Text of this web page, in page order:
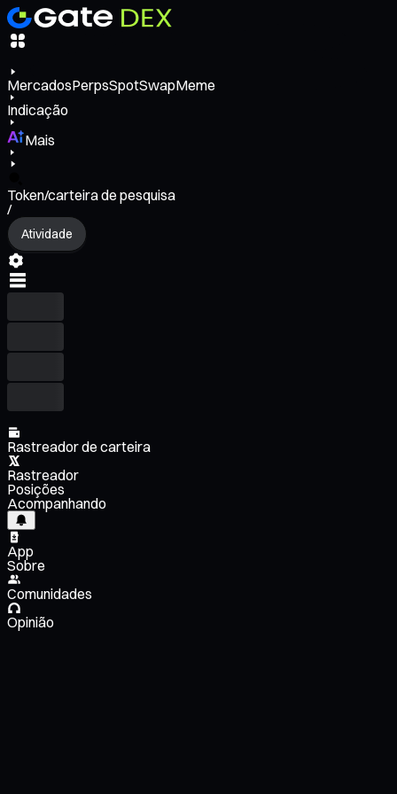
MercadosPerpsSpotSwapMeme
Indicação
Mais
Token/carteira de pesquisa
/
Atividade
Rastreador de carteira
Rastreador
Posições
Acompanhando
App
Sobre
Comunidades
Opinião